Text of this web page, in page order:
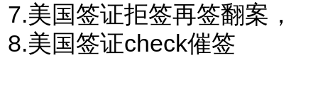
7.美国签证拒签再签翻案，
8.美国签证check催签